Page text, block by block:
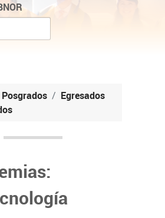
Posgrados
Egresados